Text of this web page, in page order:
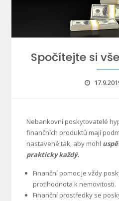
Spočítejte si
Nebankovní poskytovatelé
finančních produktů mají
nastavené tak, aby mohl
prakticky každý.
Finanční pomoc je vždy
protihodnota k nemovitosti.
Finanční prostředky se